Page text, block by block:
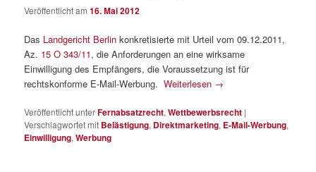
Veröffentlicht am16. Mai 2012
Das Landgericht Berlin konkretisierte mit Urteil vom 09.12.2011,
Az. 15 O 343/11, die Anforderungen an eine wirksame
Einwilligung des Empfängers, die Voraussetzung ist für
rechtskonforme E-Mail-Werbung.Weiterlesen →
Veröffentlicht unterFernabsatzrecht,Wettbewerbsrecht |
Verschlagwortet mit Belästigung, Direktmarketing, E-Mail-Werbung,
Einwilligung,Werbung